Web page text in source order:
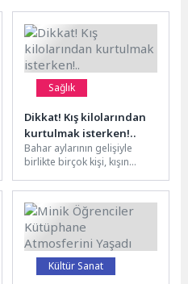
Sağlık
Dikkat! Kış kilolarından
kurtulmak isterken!..
Bahar aylarının gelişiyle
birlikte birçok kişi, kışın
kurtulmak ve ‘yaza fit
girmek’...
Kültür Sanat